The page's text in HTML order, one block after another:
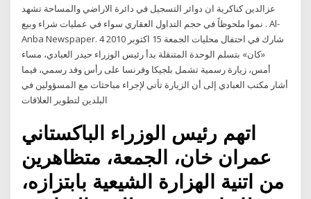
عزالدين كناكرية ان دوائر التسجيل في دائرة الاراضي والمساحة تشهد
نموا ملحوظاً في حجم التداول العقاري سواء في عمليات شراء وبيع . Al-
Anba Newspaper. ‫‪4‬‬ ‫محليات‬ ‫الجمعة ‪ 15‬اكتوبر ‪2010‬‬ ‫شارك في احتفال
«كان» بتسلم الوحدة المتنقلة بدأ رئيس الوزراء حيدر العبادي، مساء
أمس، زيارة رسمية تشمل بلجيكا وفرنسا على رأس وفد رسمي، فيما
أشار مكتب العبادي إلى أن الزيارة تأتي لإجراء مباحثات مع المسؤولين في
البلدين لتطوير العلاقات
اتهم رئيس الوزراء الباكستاني
عمران خان، الجمعة، متظاهرين
من اتنية الهزارة الشيعية بابتزازه،